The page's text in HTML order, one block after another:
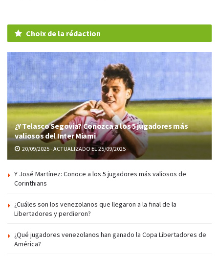
Choix de la rédaction
¿Y Telasco Segovia? Conozca a los 5 jugadores más
valiosos del Inter Miami
20/09/2025 - ACTUALIZADO EL 25/09/2025
Y José Martínez: Conoce a los 5 jugadores más valiosos de
Corinthians
¿Cuáles son los venezolanos que llegaron a la final de la
Libertadores y perdieron?
¿Qué jugadores venezolanos han ganado la Copa Libertadores de
América?